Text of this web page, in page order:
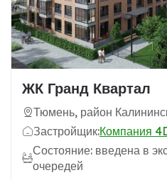
ЖК Гранд Квартал
Тюмень, район
Застройщик:Компания
Состояние: введена в
очередей